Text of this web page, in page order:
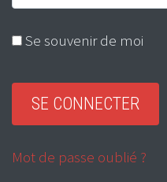
Se souvenir de moi
Mot de passe oublié ?